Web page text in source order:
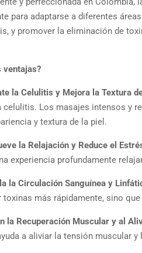
para adaptarse a diferentes
y promover la eliminación de
ventajas?
la Celulitis y Mejora la Textura
celulitis. Los masajes intensos y
y textura de la piel.
la Relajación y Reduce el
experiencia profundamente
la Circulación Sanguínea y
toxinas más rápidamente, sino
la Recuperación Muscular y al
a aliviar la tensión muscular